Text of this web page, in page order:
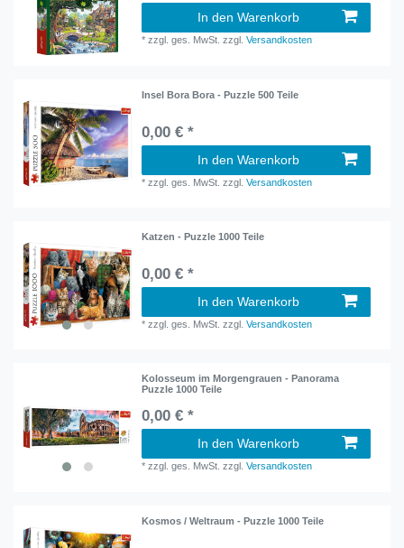
In den Warenkorb
*zzgl. ges. MwSt. zzgl.Versandkosten
Insel Bora Bora - Puzzle 500 Teile
0,00 € *
In den Warenkorb
*zzgl. ges. MwSt. zzgl.Versandkosten
Katzen - Puzzle 1000 Teile
0,00 € *
In den Warenkorb
*zzgl. ges. MwSt. zzgl.Versandkosten
Kolosseum im Morgengrauen - Panorama
Puzzle 1000 Teile
0,00 € *
In den Warenkorb
*zzgl. ges. MwSt. zzgl.Versandkosten
Kosmos / Weltraum - Puzzle 1000 Teile